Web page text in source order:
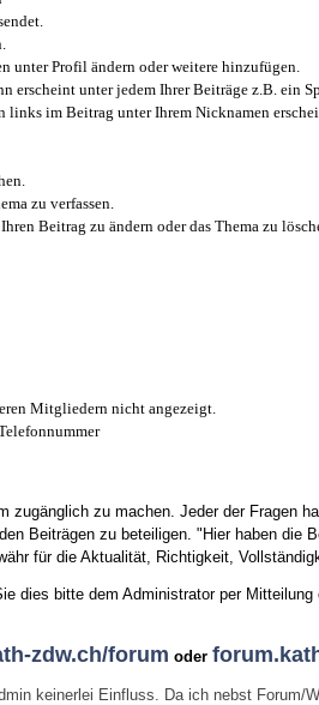
unter Profil ändern oder weitere hinzufügen.
erscheint unter jedem Ihrer Beiträge z.B. ein
im Beitrag unter Ihrem Nicknamen
zu verfassen.
Beitrag zu ändern oder das Thema zu
Mitgliedern nicht angezeigt.
zu machen. Jeder der Fragen
Beiträgen zu beteiligen. "Hier haben
für die Aktualität, Richtigkeit,
dies bitte dem Administrator per Mitteilung
zdw.ch/forum oder
keinerlei Einfluss. Da ich nebst